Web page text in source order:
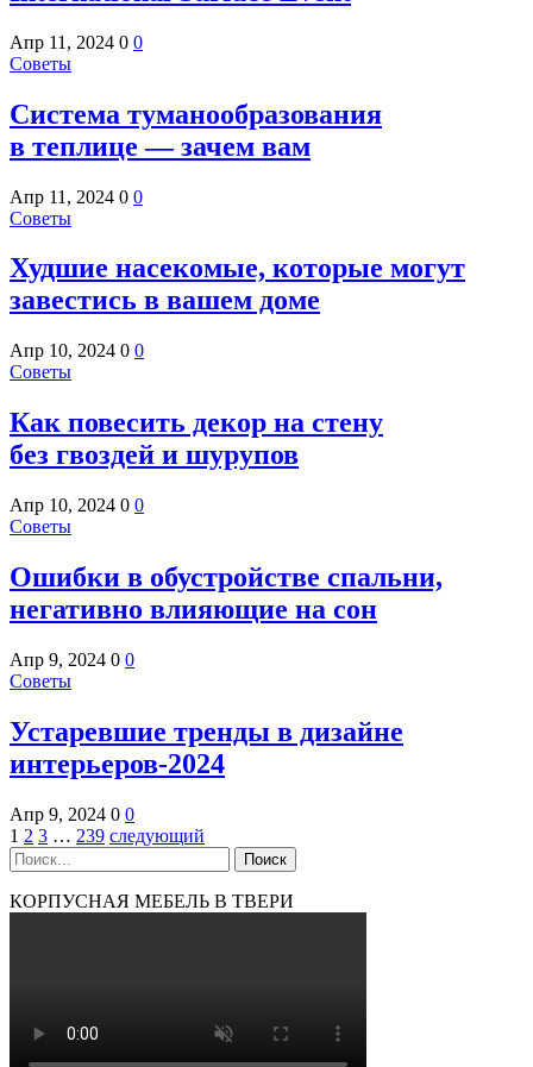
Апр 11, 2024 0 0
Советы
Система туманообразования
в теплице — зачем вам
Апр 11, 2024 0 0
Советы
Худшие насекомые, которые могут
завестись в вашем доме
Апр 10, 2024 0 0
Советы
Как повесить декор на стену
без гвоздей и шурупов
Апр 10, 2024 0 0
Советы
Ошибки в обустройстве спальни,
негативно влияющие на сон
Апр 9, 2024 0 0
Советы
Устаревшие тренды в дизайне
интерьеров-2024
Апр 9, 2024 0 0
1 2 3 … 239 следующий
КОРПУСНАЯ МЕБЕЛЬ В ТВЕРИ